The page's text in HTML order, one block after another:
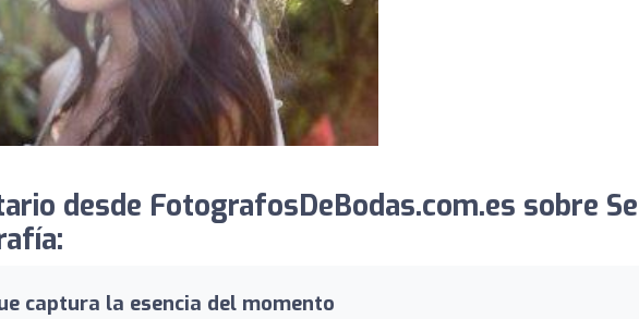
desde FotografosDeBodas.com.es sobre
captura la esencia del momento